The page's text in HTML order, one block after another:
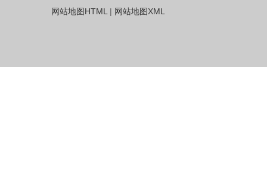
网站地图HTML | 网站地图XML